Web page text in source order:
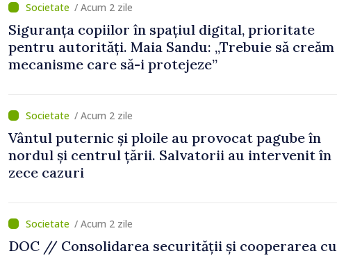
/ Acum 2 zile
Siguranța copiilor în spațiul digital, prioritate
pentru autorități. Maia Sandu: „Trebuie să creăm
mecanisme care să-i protejeze”
/ Acum 2 zile
Vântul puternic și ploile au provocat pagube în
nordul și centrul țării. Salvatorii au intervenit în
zece cazuri
/ Acum 2 zile
DOC // Consolidarea securității și cooperarea cu